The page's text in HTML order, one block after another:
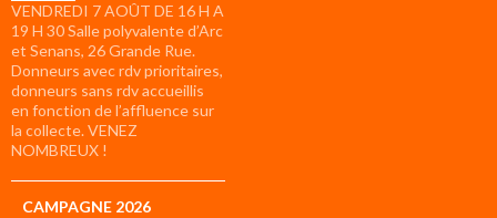
VENDREDI 7 AOÛT DE 16 H A
19 H 30 Salle polyvalente d’Arc
et Senans, 26 Grande Rue.
Donneurs avec rdv prioritaires,
donneurs sans rdv accueillis
en fonction de l’affluence sur
la collecte. VENEZ
NOMBREUX !
CAMPAGNE 2026